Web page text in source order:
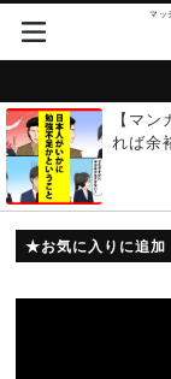
マッ
【マ
れば余
お気に入りに追加